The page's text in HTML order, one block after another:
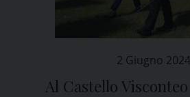
2 Giugno 2024
Al Castello